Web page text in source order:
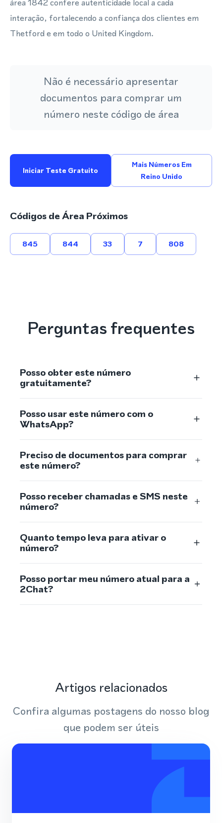
área 1842 confere autenticidade local a cada
interação, fortalecendo a confiança dos clientes em
Thetford e em todo o United Kingdom.
Não é necessário apresentar
documentos para comprar um
número neste código de área
Iniciar Teste Gratuito
Mais Números Em
Reino Unido
Códigos de Área Próximos
845 844 33 7 808
Perguntas frequentes
Posso obter este número
gratuitamente?
Posso usar este número com o
WhatsApp?
Preciso de documentos para comprar
este número?
Posso receber chamadas e SMS neste
número?
Quanto tempo leva para ativar o
número?
Posso portar meu número atual para a
2Chat?
Artigos relacionados
Confira algumas postagens do nosso blog
que podem ser úteis